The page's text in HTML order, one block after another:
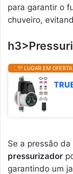
para garantir o
chuveiro,
1º LUGAR EM OFERTA
Se a pressão
pressurizador
garantindo um